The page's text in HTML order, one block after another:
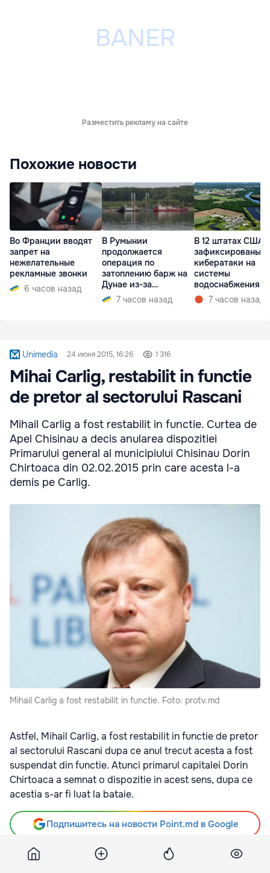
Разместить рекламу на сайте
Похожие новости
Во Франции вводят
запрет на
нежелательные
рекламные звонки
6 часов назад
В Румынии
продолжается
операция по
затоплению барж на
Дунае из-за
ситуации на АЭС
7 часов назад
В 12 штатах США
зафиксированы
кибератаки на
системы
водоснабжения
7 часов назад
Unimedia 24 июня 2015, 16:26 1 316
Mihai Carlig, restabilit in functie
de pretor al sectorului Rascani
Mihail Carlig a fost restabilit in functie. Curtea de
Apel Chisinau a decis anularea dispozitiei
Primarului general al municipiului Chisinau Dorin
Chirtoaca din 02.02.2015 prin care acesta l-a
demis pe Carlig.
Mihail Carlig a fost restabilit in functie. Foto: protv.md
Astfel, Mihail Carlig, a fost restabilit in functie de pretor
al sectorului Rascani dupa ce anul trecut acesta a fost
suspendat din functie. Atunci primarul capitalei Dorin
Chirtoaca a semnat o dispozitie in acest sens, dupa ce
acestia s-ar fi luat la bataie.
Подпишитесь на новости Point.md в Google